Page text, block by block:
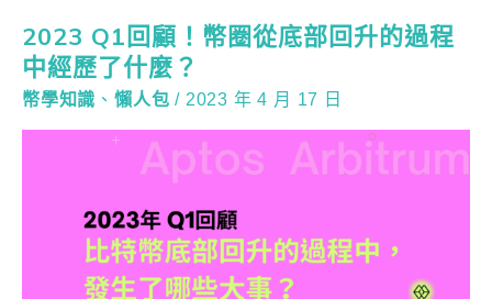
2023 Q1回顧！幣圈從底部回升的過程
中經歷了什麼？
幣學知識 、懶人包 / 2023 年 4 月 17 日